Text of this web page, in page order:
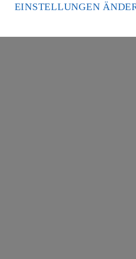
durch US-amerikanische Behörden.
EINSTELLUNGEN